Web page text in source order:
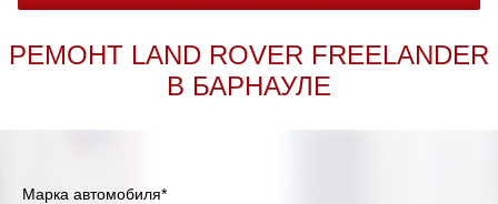
РЕМОНТ LAND ROVER FREELANDER
В БАРНАУЛЕ
Марка автомобиля*